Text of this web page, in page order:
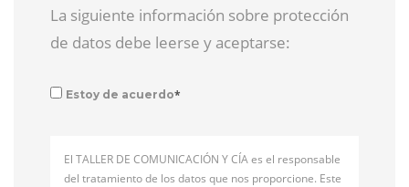
La siguiente información sobre protección
de datos debe leerse y aceptarse:
Estoy de acuerdo*
El TALLER DE COMUNICACIÓN Y CÍA es el responsable
del tratamiento de los datos que nos proporcione. Este